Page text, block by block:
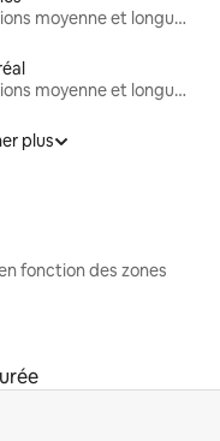
Locations moyenne et longue durée
Locations moyenne et longue durée
plus
fonction des zones